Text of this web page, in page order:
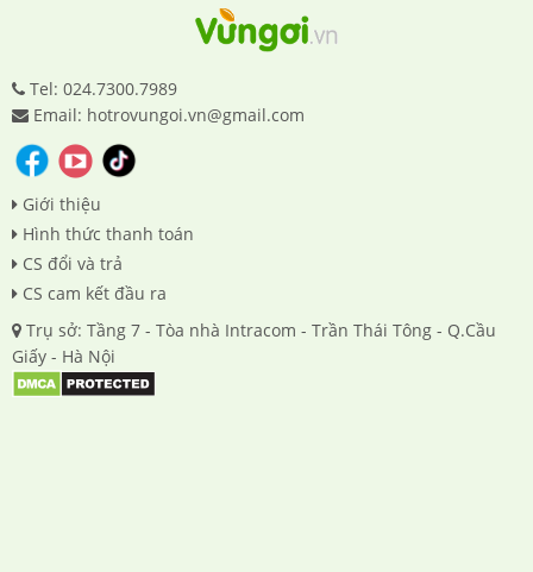
Tel: 024.7300.7989
Email: hotrovungoi.vn@gmail.com
Giới thiệu
Hình thức thanh toán
CS đổi và trả
CS cam kết đầu ra
Trụ sở: Tầng 7 - Tòa nhà Intracom - Trần Thái Tông - Q.Cầu
Giấy - Hà Nội